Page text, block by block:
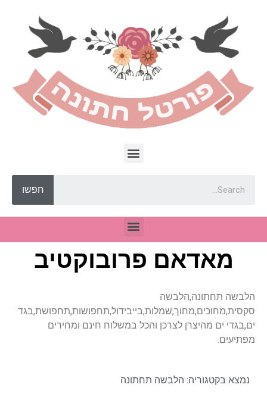
חפשו
מאדאם פרובוקטיב
הלבשה תחתונה,הלבשה
סקסית,מחוכים,מחוך,שמלות,בייבידול,תחפושות,תחפושת,בגד
ים,בגדי ים מהיצרן לצרכן והכל במשלוח חינם ומחירים
מפתיעים.
נמצא בקטגוריה: הלבשה תחתונה